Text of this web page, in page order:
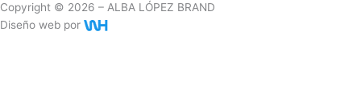
Copyright © 2026 – ALBA LÓPEZ BRAND
Diseño web por